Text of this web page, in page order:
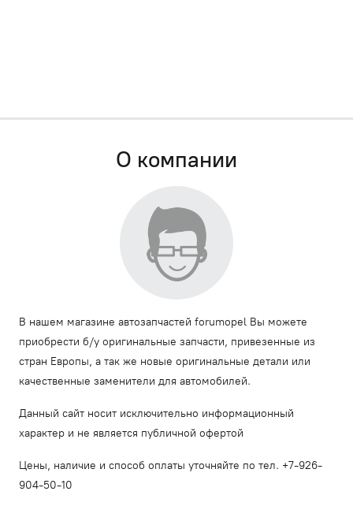
О компании
В нашем магазине автозапчастей forumopel Вы можете
приобрести б/у оригинальные запчасти, привезенные из
стран Европы, а так же новые оригинальные детали или
качественные заменители для автомобилей.
Данный сайт носит исключительно информационный
характер и не является публичной офертой
Цены, наличие и способ оплаты уточняйте по тел. +7-926-
904-50-10